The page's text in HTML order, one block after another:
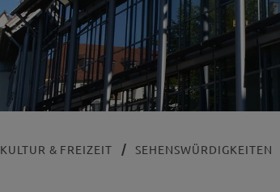
KULTUR & FREIZEIT SEHENSWÜRDIGKEITEN